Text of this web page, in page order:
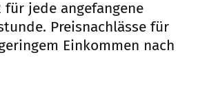
für jede angefangene
Preisnachlässe für
Einkommen nach